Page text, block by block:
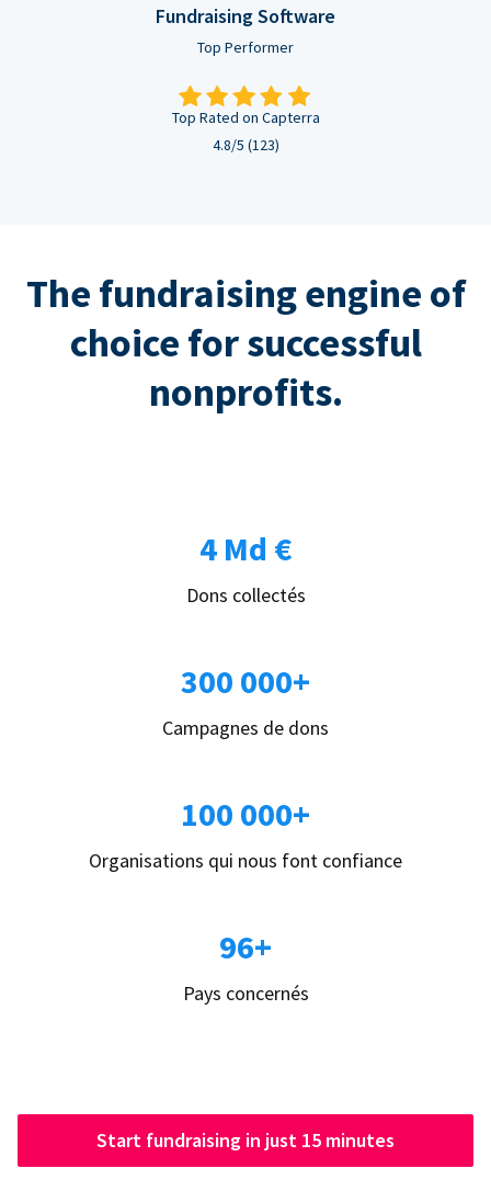
Fundraising Software
Top Performer
Top Rated on Capterra
4.8/5 (123)
The fundraising engine of
choice for successful
nonprofits.
4 Md €
Dons collectés
300 000+
Campagnes de dons
100 000+
Organisations qui nous font confiance
96+
Pays concernés
Start fundraising in just 15 minutes